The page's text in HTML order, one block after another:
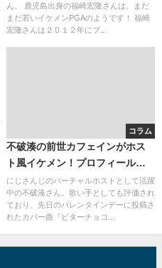
ん。 鹿児島出身の福崎宏隆さんは、まだ
まだ若いイケメンPGAのようです！ 福崎
宏隆さんは２０１２年にプ...
コラム
不破湊の前世カフェインがホス
ト風イケメン！プロフィールま
とめ
にじさんじのバーチャルホストとして活躍
中の不破湊さん。歌い手としても評価され
ており、先日のバレンタインデーに投稿さ
れたカバー曲『ビターチョコ...